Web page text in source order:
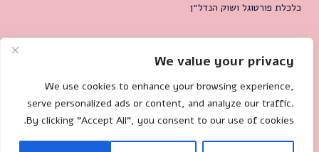
We value your privacy
We use cookies to enhance your browsing experience,
serve personalized ads or content, and analyze our traffic.
By clicking "Accept All", you consent to our use of cookies.
כלכלת פורטוגל ושוק הנדל״ן
צרו קשר
🐌 Site by:
Mililand.com